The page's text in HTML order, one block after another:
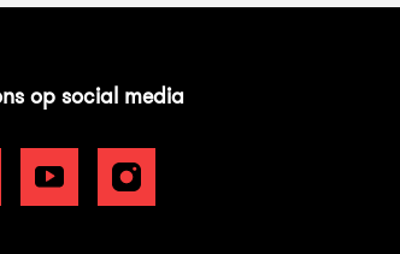
op social media